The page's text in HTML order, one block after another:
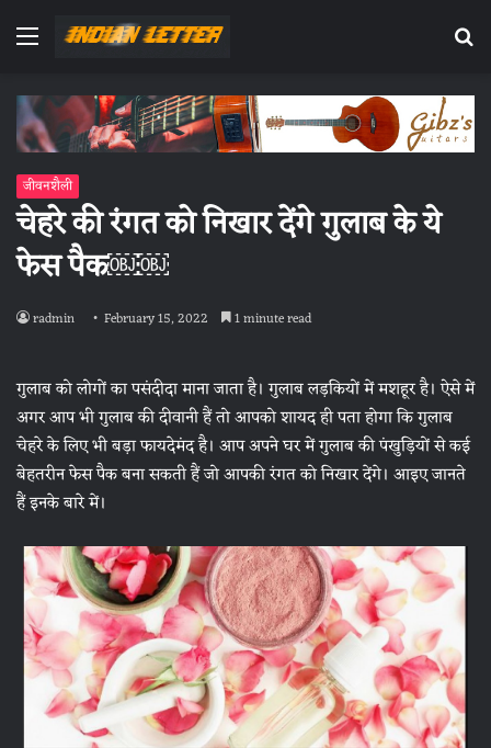
Menu
जीवनशैली
चेहरे की रंगत को निखार देंगे गुलाब के ये
फेस पैक￼￼
radmin February 15, 2022 1 minute read
गुलाब को लोगों का पसंदीदा माना जाता है। गुलाब लड़कियों में मशहूर है। ऐसे में
अगर आप भी गुलाब की दीवानी हैं तो आपको शायद ही पता होगा कि गुलाब
चेहरे के लिए भी बड़ा फायदेमंद है। आप अपने घर में गुलाब की पंखुड़ियों से कई
बेहतरीन फेस पैक बना सकती हैं जो आपकी रंगत को निखार देंगे। आइए जानते
हैं इनके बारे में।